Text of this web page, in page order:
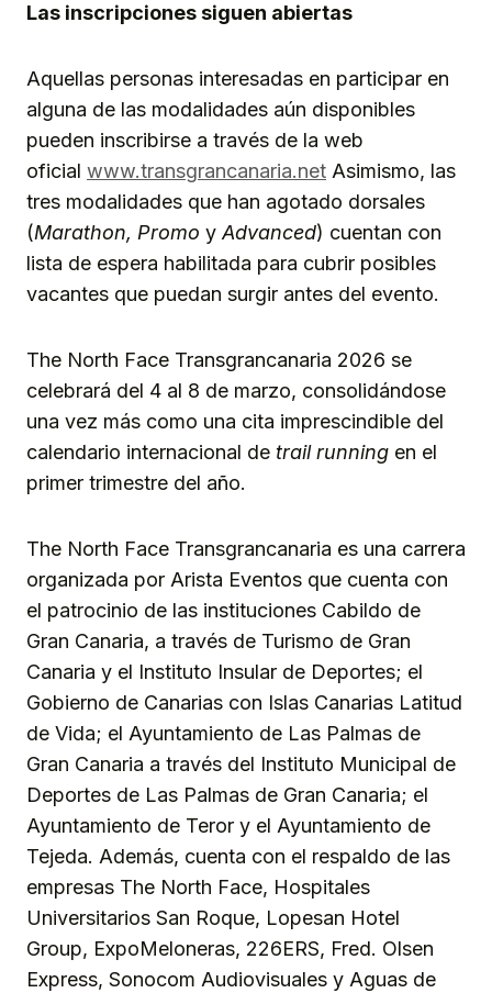
Las inscripciones siguen abiertas
Aquellas personas interesadas en participar en
alguna de las modalidades aún disponibles
pueden inscribirse a través de la web
oficial www.transgrancanaria.net Asimismo, las
tres modalidades que han agotado dorsales
(Marathon, Promo yAdvanced) cuentan con
lista de espera habilitada para cubrir posibles
vacantes que puedan surgir antes del evento.
The North Face Transgrancanaria 2026 se
celebrará del 4 al 8 de marzo, consolidándose
una vez más como una cita imprescindible del
calendario internacional de trail running en el
primer trimestre del año.
The North Face Transgrancanaria es una carrera
organizada por Arista Eventos que cuenta con
el patrocinio de las instituciones Cabildo de
Gran Canaria, a través de Turismo de Gran
Canaria y el Instituto Insular de Deportes; el
Gobierno de Canarias con Islas Canarias Latitud
de Vida; el Ayuntamiento de Las Palmas de
Gran Canaria a través del Instituto Municipal de
Deportes de Las Palmas de Gran Canaria; el
Ayuntamiento de Teror y el Ayuntamiento de
Tejeda. Además, cuenta con el respaldo de las
empresas The North Face, Hospitales
Universitarios San Roque, Lopesan Hotel
Group, ExpoMeloneras, 226ERS, Fred. Olsen
Express, Sonocom Audiovisuales y Aguas de